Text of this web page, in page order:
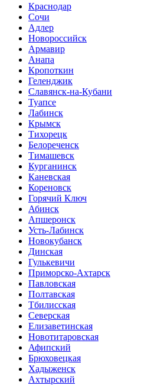
Краснодар
Сочи
Адлер
Новороссийск
Армавир
Анапа
Кропоткин
Геленджик
Славянск-на-Кубани
Туапсе
Лабинск
Крымск
Тихорецк
Белореченск
Тимашевск
Курганинск
Каневская
Кореновск
Горячий Ключ
Абинск
Апшеронск
Усть-Лабинск
Новокубанск
Динская
Гулькевичи
Приморско-Ахтарск
Павловская
Полтавская
Тбилисская
Северская
Елизаветинская
Новотитаровская
Афипский
Брюховецкая
Хадыженск
Ахтырский